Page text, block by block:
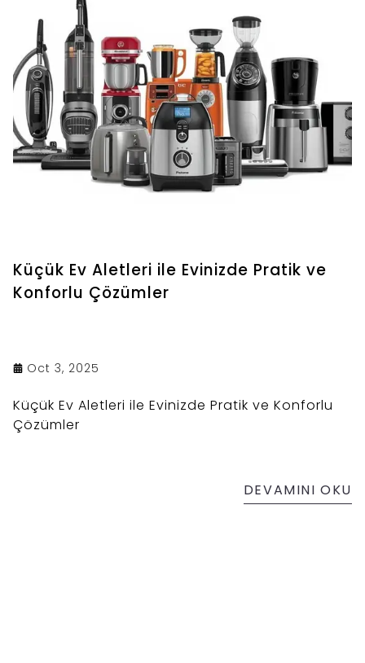
Küçük Ev Aletleri ile Evinizde Pratik ve
Konforlu Çözümler
Oct 3, 2025
Küçük Ev Aletleri ile Evinizde Pratik ve Konforlu
Çözümler
DEVAMINI OKU